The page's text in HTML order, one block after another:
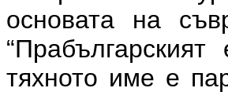
основата на
тяхното име е